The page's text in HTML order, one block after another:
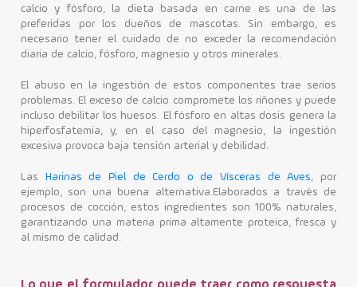
calcio y fósforo, la dieta basada en carne es una de las
preferidas por los dueños de mascotas. Sin embargo, es
necesario tener el cuidado de no exceder la recomendación
diaria de calcio, fósforo, magnesio y otros minerales.
El abuso en la ingestión de estos componentes trae serios
problemas. El exceso de calcio compromete los riñones y puede
incluso debilitar los huesos. El fósforo en altas dosis genera la
hiperfosfatemia, y, en el caso del magnesio, la ingestión
excesiva provoca baja tensión arterial y debilidad.
Las Harinas de Piel de Cerdo o de Vísceras de Aves, por
ejemplo, son una buena alternativa.Elaborados a través de
procesos de cocción, estos ingredientes son 100% naturales,
garantizando una materia prima altamente proteica, fresca y
al mismo de calidad.